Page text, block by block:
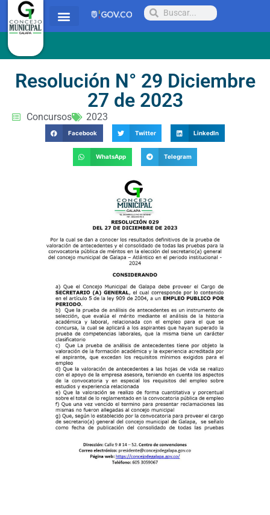
Resolución N° 29 Diciembre
27 de 2023
Concursos 2023
Facebook Twitter LinkedIn
WhatsApp Telegram